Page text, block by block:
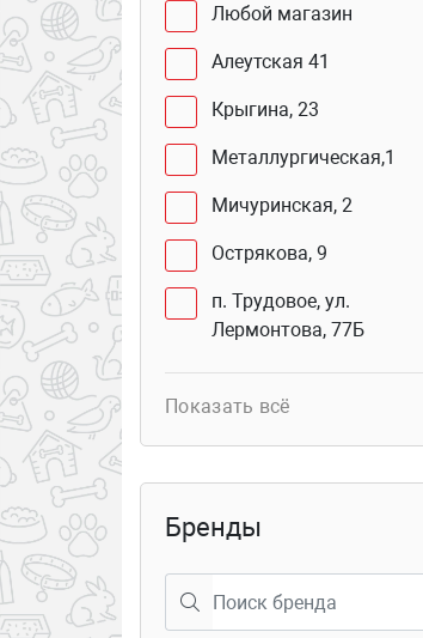
Любой магазин
Алеутская 41
Крыгина, 23
Металлургическая,1
Мичуринская, 2
Острякова, 9
п. Трудовое, ул.
Лермонтова, 77Б
Юмашева, 2 В
103б)
Столетия Владивостока,
40
Семёновская 25
Показать всё
Бренды